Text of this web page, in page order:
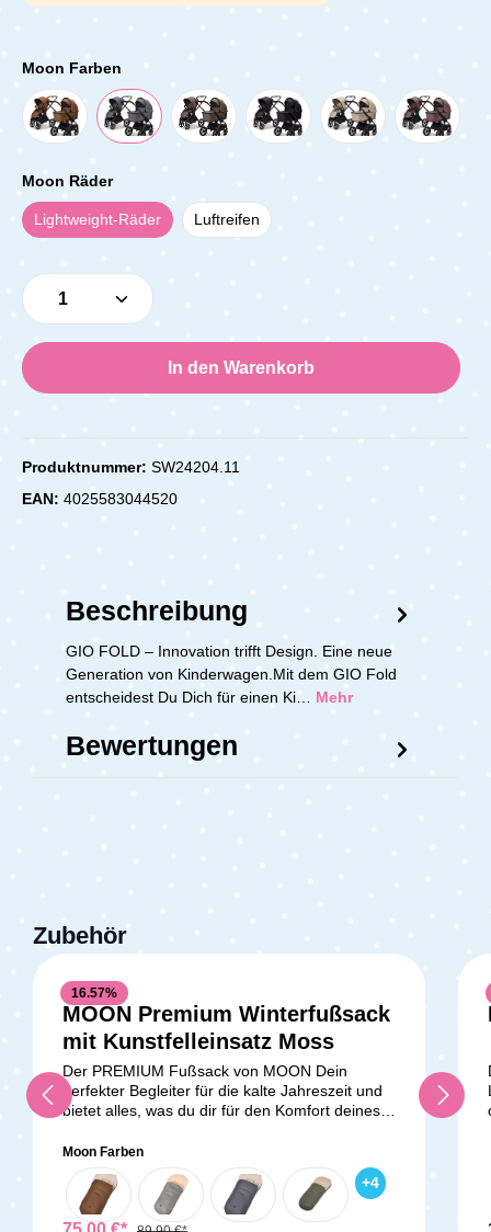
Moon Farben
Moon Räder
Lightweight-Räder Luftreifen
Produkt Anzahl: Gib den gewünschten
In den Warenkorb
Produktnummer: SW24204.11
EAN: 4025583044520
Beschreibung
GIO FOLD – Innovation trifft Design. Eine neue
Generation von Kinderwagen.Mit dem GIO Fold
entscheidest Du Dich für einen Ki… Mehr
Bewertungen
Zubehör
16.57%
MOON Premium Winterfußsack
mit Kunstfelleinsatz Moss
Der PREMIUM Fußsack von MOON Dein
perfekter Begleiter für die kalte Jahreszeit und
bietet alles, was du dir für den Komfort deines
Liebe zum Detail, kombiniert er funktionale
Eigenschaften mit einem stilvollen Design, das
sich nahtlos in deinen MOON Kombi-
Kinderwagen einfügt. Kuscheliges Teddyfell für
wohlige Wärme Der PREMIUM Fußsack ist mit
Moon Farben
+4